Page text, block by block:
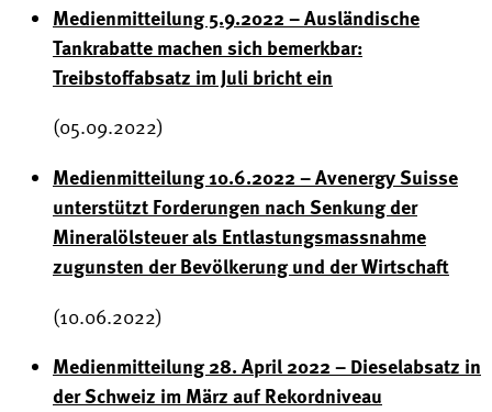
Medienmitteilung 5.9.2022 – Ausländische
Tankrabatte machen sich bemerkbar:
Treibstoffabsatz im Juli bricht ein
(05.09.2022)
Medienmitteilung 10.6.2022 – Avenergy Suisse
unterstützt Forderungen nach Senkung der
Mineralölsteuer als Entlastungsmassnahme
zugunsten der Bevölkerung und der Wirtschaft
(10.06.2022)
Medienmitteilung 28. April 2022 – Dieselabsatz in
der Schweiz im März auf Rekordniveau